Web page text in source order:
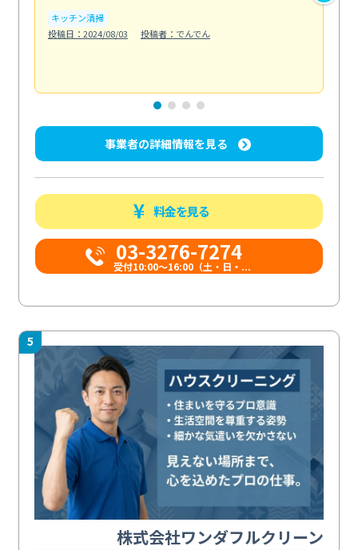
キッチン清掃
投稿日：2024/08/03
投稿者：でんでん
事業者の詳細情報を見る
料金を見る
03-3276-7274
受付10:00〜16:00（土・日・...
5
株式会社ワンダフルクリーン